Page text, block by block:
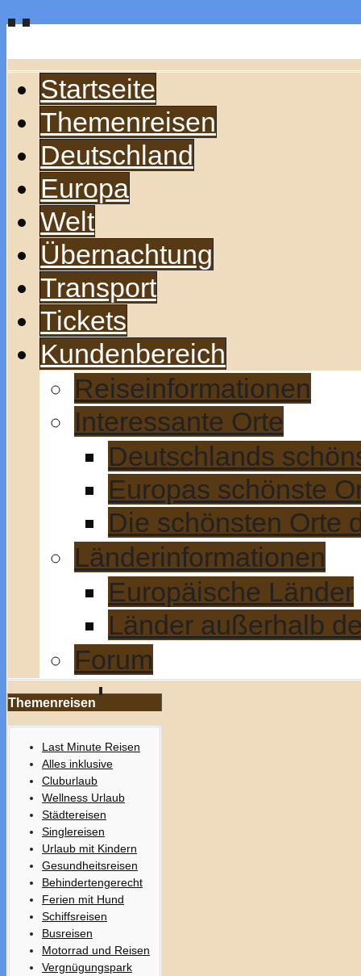
Startseite
Themenreisen
Deutschland
Europa
Welt
Übernachtung
Transport
Tickets
Kundenbereich
Reiseinformationen
Interessante Orte
Deutschlands
Europas schönste
Die schönsten Orte
Länderinformationen
Europäische Länder
Länder außerhalb
Forum
Themenreisen
Last Minute Reisen
Alles inklusive
Cluburlaub
Wellness Urlaub
Städtereisen
Singlereisen
Urlaub mit Kindern
Gesundheitsreisen
Behindertengerecht
Ferien mit Hund
Schiffsreisen
Busreisen
Motorrad und Reisen
Vergnügungspark